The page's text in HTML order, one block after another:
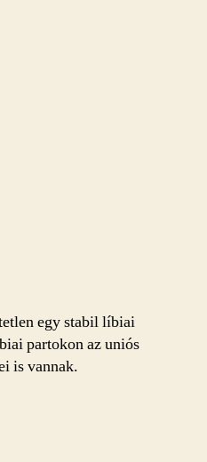
egy stabil líbiai
partokon az uniós
is vannak.